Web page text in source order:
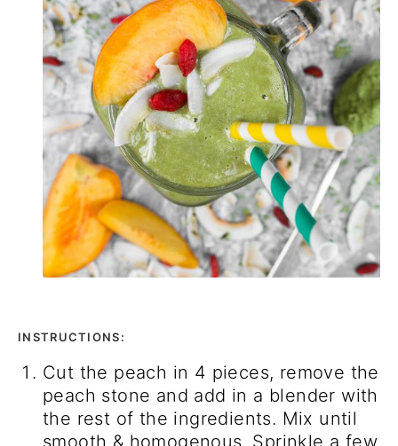
INSTRUCTIONS:
Cut the peach in 4 pieces, remove the
peach stone and add in a blender with
the rest of the ingredients. Mix until
smooth & homogenous. Sprinkle a few